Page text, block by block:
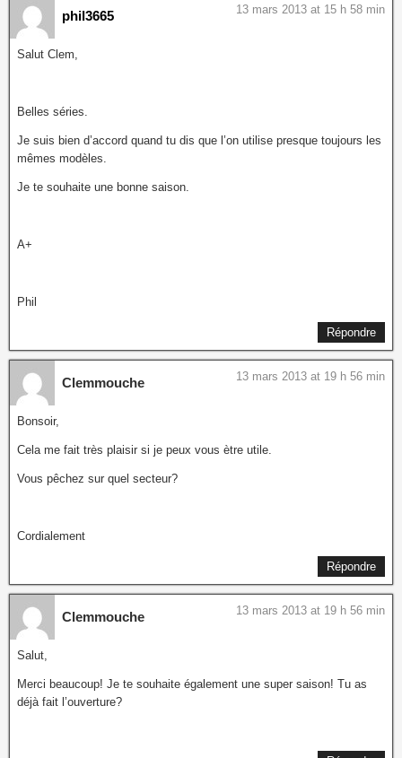
phil3665 13 mars 2013 at 15 h 58 min
Salut Clem,
Belles séries.
Je suis bien d’accord quand tu dis que l’on utilise presque toujours les
mêmes modèles.
Je te souhaite une bonne saison.
A+
Phil
Répondre
Clemmouche 13 mars 2013 at 19 h 56 min
Bonsoir,
Cela me fait très plaisir si je peux vous ètre utile.
Vous pêchez sur quel secteur?
Cordialement
Répondre
Clemmouche 13 mars 2013 at 19 h 56 min
Salut,
Merci beaucoup! Je te souhaite également une super saison! Tu as
déjà fait l’ouverture?